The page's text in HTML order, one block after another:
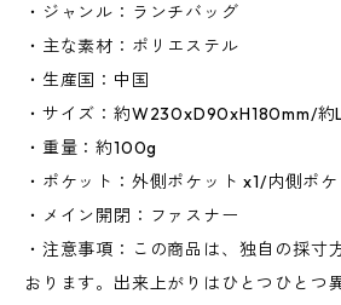
・ジャンル：ランチバッグ
・主な素材：ポリエステル
・生産国：中国
・サイズ：約W230xD90xH180mm/約
・重量：約100g
・ポケット：外側ポケット x1/内側ポ
・メイン開閉：ファスナー
・注意事項：この商品は、独自の採寸
おります。出来上がりはひとつひとつ